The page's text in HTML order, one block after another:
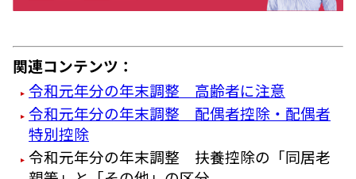
関連コンテンツ：
令和元年分の年末調整 高齢者に注意
令和元年分の年末調整 配偶者控除・配偶者
特別控除
令和元年分の年末調整 扶養控除の「同居老